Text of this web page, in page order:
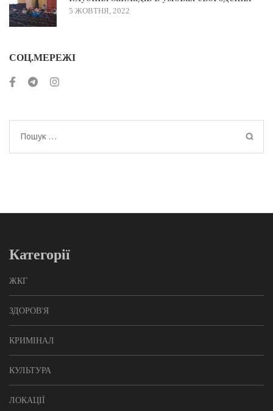
5 ЖОВТНЯ, 2022
СОЦ.МЕРЕЖІ
Пошук:
Категорії
ЖКГ
ЗДОРОВ'Я
КРИМІНАЛ
КУЛЬТУРА
ЛОКАЦІЇ